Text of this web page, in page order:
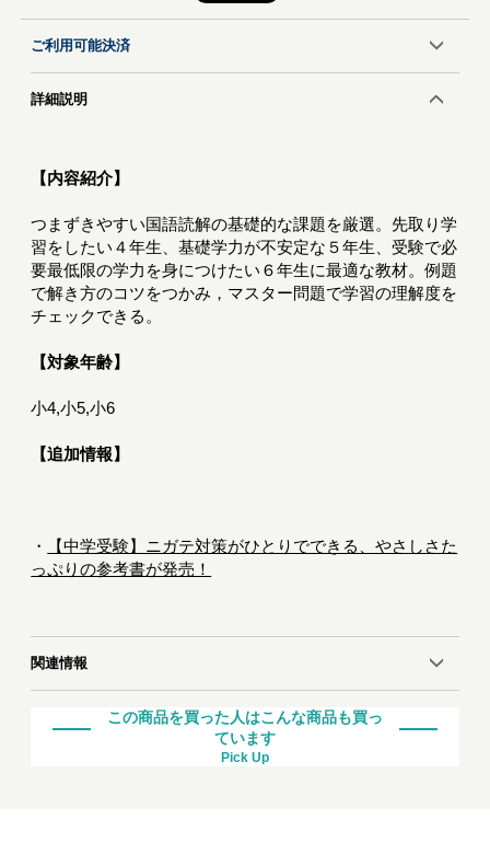
ご利用可能決済
詳細説明
【内容紹介】
つまずきやすい国語読解の基礎的な課題を厳選。先取り学
習をしたい４年生、基礎学力が不安定な５年生、受験で必
要最低限の学力を身につけたい６年生に最適な教材。例題
で解き方のコツをつかみ，マスター問題で学習の理解度を
チェックできる。
【対象年齢】
小4,小5,小6
【追加情報】
・
【中学受験】ニガテ対策がひとりでできる、やさしさた
っぷりの参考書が発売！
関連情報
この商品を買った人はこんな商品も買っ
ています
Pick Up